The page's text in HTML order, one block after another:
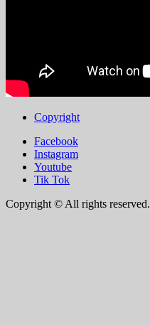
Copyright
Facebook
Instagram
Youtube
Tik Tok
Copyright © All rights reserved.